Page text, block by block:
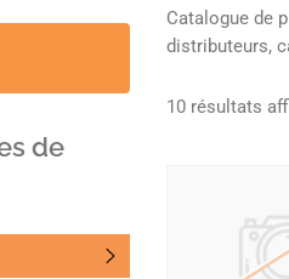
Catalogue de
distributeurs,
10 résultats
de